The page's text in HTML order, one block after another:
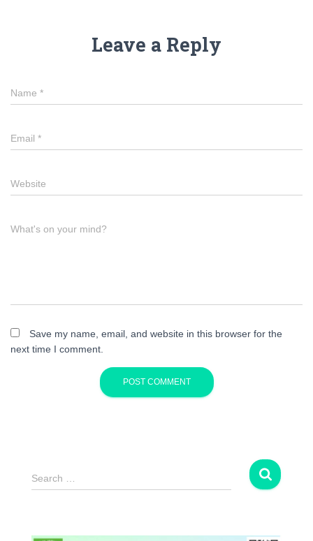
Leave a Reply
Name *
Email *
Website
What's on your mind?
Save my name, email, and website in this browser for the
next time I comment.
S
e
c
Search …